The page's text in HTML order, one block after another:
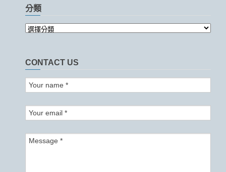
分類
CONTACT US